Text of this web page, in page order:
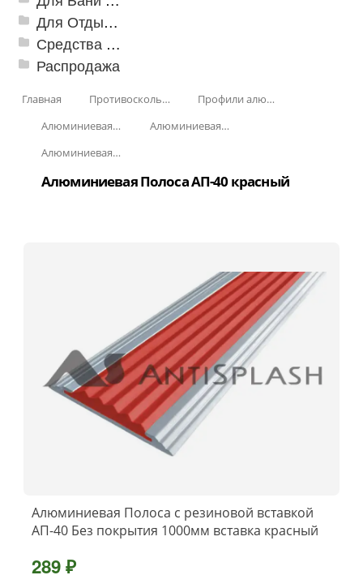
Для Отдыха и Пикника
Средства от насекомых и садовых вредителей
Распродажа
Главная Противоскользящая защита для лестниц, профили, ленты
Профили алюминиевые с резиновой вставкой
Алюминиевая полоса с резиновыми вставками
Алюминиевая Полоса с резиновой вставкой АП-40
Алюминиевая Полоса с резиновой вставкой АП-40 Без покрытия
Алюминиевая Полоса АП-40 красный
Алюминиевая Полоса с резиновой вставкой
АП-40 Без покрытия 1000мм вставка красный
289 ₽